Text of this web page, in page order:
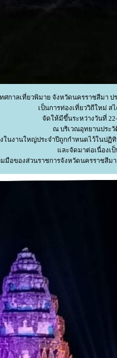
ศกาลเที่ยวพิมาย จังหวัดนครราชสีมา ปร
เป็นการท่องเที่ยววิถีใหม่ ส
จัดให้มีขึ้นระหว่างวันที่
ณ บริเวณอุทยานประ
ในงานใหญ่ประจำปีถูกกำหนดไว้ในปฏิ
ละจัดมาต่อเนื่องเป็
มือของส่วนราชการจังหวัดนครราชสีม